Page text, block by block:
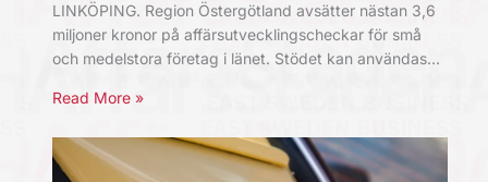
LINKÖPING. Region Östergötland avsätter nästan 3,6
miljoner kronor på affärsutvecklingscheckar för små
och medelstora företag i länet. Stödet kan användas…
Read More »